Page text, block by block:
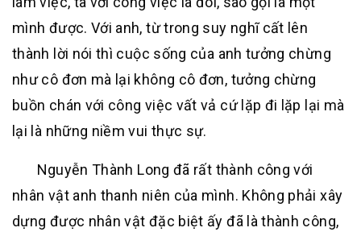
mình được. Với anh, từ trong suy nghĩ cất lên
thành lời nói thì cuộc sống của anh tưởng chừng
như cô đơn mà lại không cô đơn, tưởng chừng
buồn chán với công việc vất vả cứ lặp đi lặp lại mà
lại là những niềm vui thực sự.
Nguyễn Thành Long đã rất thành công với
nhân vật anh thanh niên của mình. Không phải xây
dựng được nhân vật đặc biệt ấy đã là thành công,